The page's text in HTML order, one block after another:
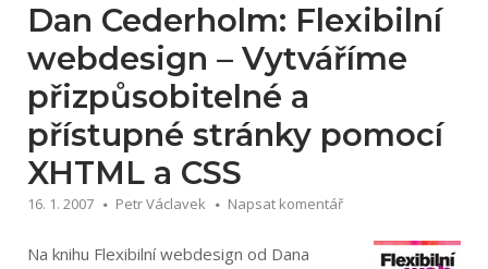
Dan Cederholm: Flexibilní
webdesign – Vytváříme
přizpůsobitelné a
přístupné stránky pomocí
XHTML a CSS
16. 1. 2007 Petr Václavek Napsat komentář
Na knihu Flexibilní webdesign od Dana